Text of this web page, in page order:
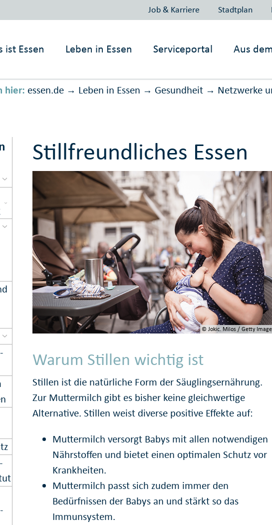
Job & Karriere Stadtplan
ist Essen Leben in Essen Serviceportal Aus
hier: essen.de → Leben in Essen → Gesundheit → Netz­werke
Stillfreundliches Essen
© Jokic. Milos / Getty
Warum Stillen wichtig ist
Stillen ist die natürliche Form der Säuglingsernährung.
Zur Muttermilch gibt es bisher keine gleichwertige
Alternative. Stillen weist diverse positive Effekte auf:
Muttermilch versorgt Babys mit allen notwendigen
Nährstoffen und bietet einen optimalen Schutz vor
Krankheiten.
Muttermilch passt sich zudem immer den
Bedürfnissen der Babys an und stärkt so das
Immunsystem.